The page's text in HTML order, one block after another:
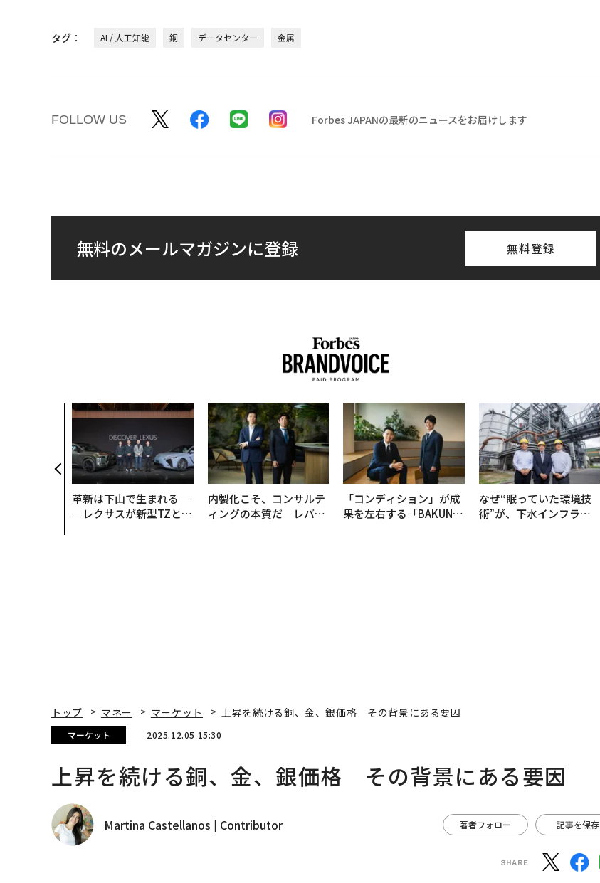
タグ： AI / 人工知能 銅 データセンター 金属
FOLLOW US Forbes JAPANの最新のニュースをお届けします
無料のメールマガジンに登録 無料登録
革新は下山で生まれる─
─レクサスが新型TZとE
内製化こそ、コンサルテ
ィングの本質だ レバレ
「コンディション」が成
果を左右する――「BAKUN
なぜ“眠っていた環境技
術”が、下水インフラを
トップ マネー マーケット 上昇を続ける銅、金、銀価格 その背景にある要因
マーケット 2025.12.05 15:30
上昇を続ける銅、金、銀価格 その背景にある要因
Martina Castellanos | Contributor 著者フォロー 記事を保存